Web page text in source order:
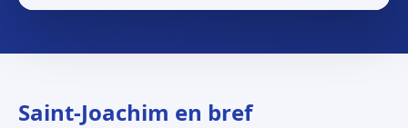
Saint-Joachim en bref